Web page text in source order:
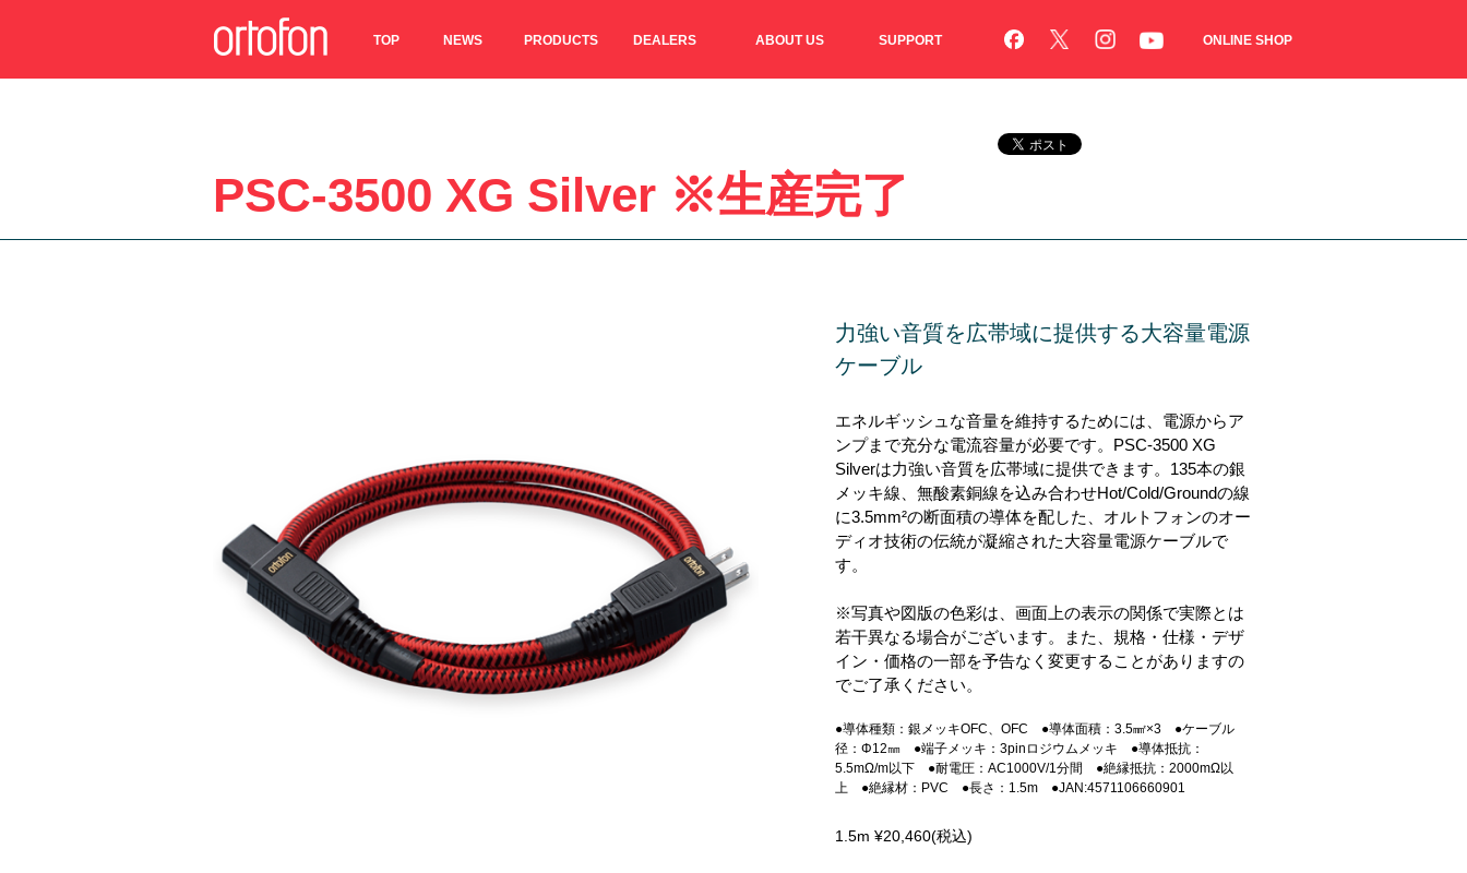
TOP NEWS PRODUCTS DEALERS ABOUT US SUPPORT ONLINE SHOP
PSC-3500 XG Silver ※生産完了
力強い音質を広帯域に提供する大容量電源
ケーブル
エネルギッシュな音量を維持するためには、電源からア
ンプまで充分な電流容量が必要です。PSC-3500 XG
Silverは力強い音質を広帯域に提供できます。135本の銀
メッキ線、無酸素銅線を込み合わせHot/Cold/Groundの線
に3.5mm²の断面積の導体を配した、オルトフォンのオー
ディオ技術の伝統が凝縮された大容量電源ケーブルで
す。
※写真や図版の色彩は、画面上の表示の関係で実際とは
若干異なる場合がございます。また、規格・仕様・デザ
イン・価格の一部を予告なく変更することがありますの
でご了承ください。
●導体種類：銀メッキOFC、OFC ●導体面積：3.5㎟×3 ●ケーブル
径：Φ12㎜ ●端子メッキ：3pinロジウムメッキ ●導体抵抗：
5.5mΩ/m以下 ●耐電圧：AC1000V/1分間 ●絶縁抵抗：2000mΩ以
上 ●絶縁材：PVC ●長さ：1.5m ●JAN:4571106660901
1.5m ¥20,460(税込)